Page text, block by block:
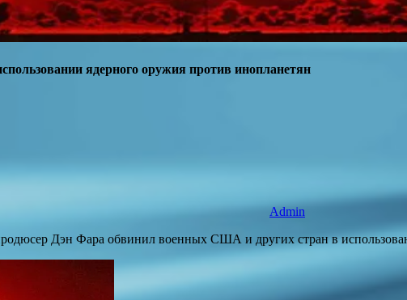
ядерного оружия против инопланетян
Admin
Дэн Фара обвинил военных США и других стран в